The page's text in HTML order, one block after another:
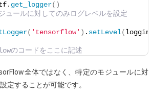
get_logger()
ュールに対してのみログレベルを設定
( 'tensorflow' ) . setLevel(
のコードをここに記述
全体ではなく、特定のモジュールに対
定することが可能です。